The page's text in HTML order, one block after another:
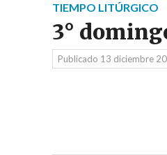
TIEMPO LITÚRGICO
3°
Publicado 13 diciembre